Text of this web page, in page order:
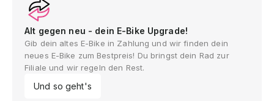
Alt gegen neu - dein E-Bike Upgrade!
Gib dein altes E-Bike in Zahlung und wir finden dein
neues E-Bike zum Bestpreis! Du bringst dein Rad zur
Filiale und wir regeln den Rest.
Und so geht's